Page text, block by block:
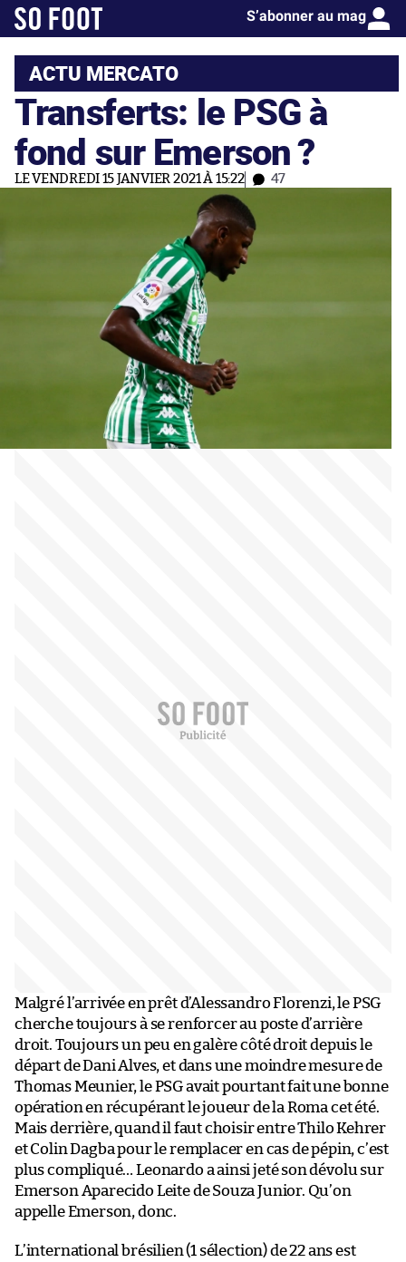
S’abonner au mag
ACTU MERCATO
Transferts: le PSG à
fond sur Emerson ?
LE VENDREDI 15 JANVIER 2021 À 15:22 47
Malgré l’arrivée en prêt d’Alessandro Florenzi, le PSG
cherche toujours à se renforcer au poste d’arrière
droit. Toujours un peu en galère côté droit depuis le
départ de Dani Alves, et dans une moindre mesure de
Thomas Meunier, le PSG avait pourtant fait une bonne
opération en récupérant le joueur de la Roma cet été.
Mais derrière, quand il faut choisir entre Thilo Kehrer
et Colin Dagba pour le remplacer en cas de pépin, c’est
plus compliqué… Leonardo a ainsi jeté son dévolu sur
Emerson Aparecido Leite de Souza Junior. Qu’on
appelle Emerson, donc.
L’international brésilien (1 sélection) de 22 ans est